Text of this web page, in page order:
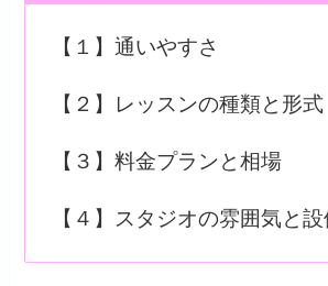
【１】通いやすさ
【２】レッスンの種類と形式
【３】料金プランと相場
【４】スタジオの雰囲気と